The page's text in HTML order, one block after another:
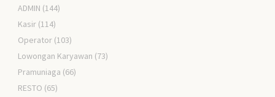
ADMIN (144)
Kasir (114)
Operator (103)
Lowongan Karyawan (73)
Pramuniaga (66)
RESTO (65)